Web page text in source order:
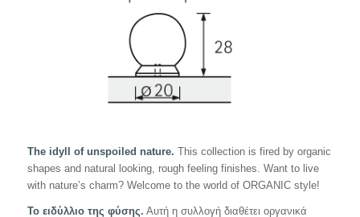
The idyll of unspoiled nature. This collection is fired by organic
shapes and natural looking, rough feeling finishes. Want to live
with nature’s charm? Welcome to the world of ORGANIC style!
Το ειδύλλιο της φύσης. Αυτή η συλλογή διαθέτει οργανικά